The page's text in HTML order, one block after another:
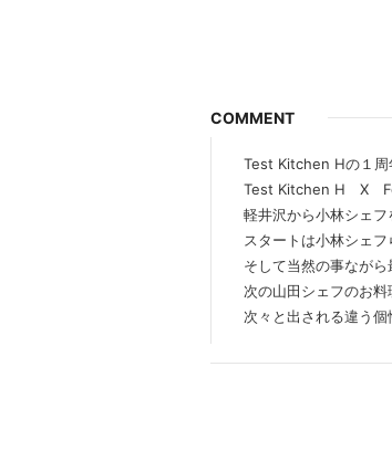
COMMENT
Test Kitchen Hの１周
Test Kitchen H X
軽井沢から小林シェ
スタートは小林シェ
そして当然の事なが
次の山田シェフのお
次々と出される違う個